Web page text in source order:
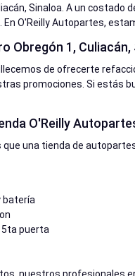
Sinaloa. A un
O'Reilly Autopartes,
Obregón 1, Culiacán,
de ofrecerte
promociones. Si estás
O'Reilly
una tienda de
batería
5ta puerta